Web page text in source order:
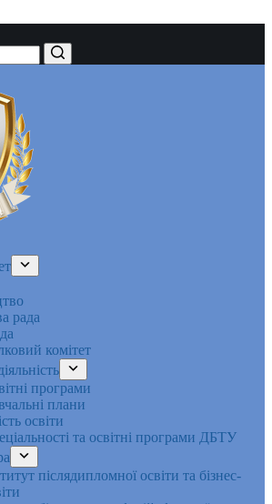
рада
комітет
програми
плани
освіти
та освітні програми ДБТУ
післядипломної освіти та бізнес-